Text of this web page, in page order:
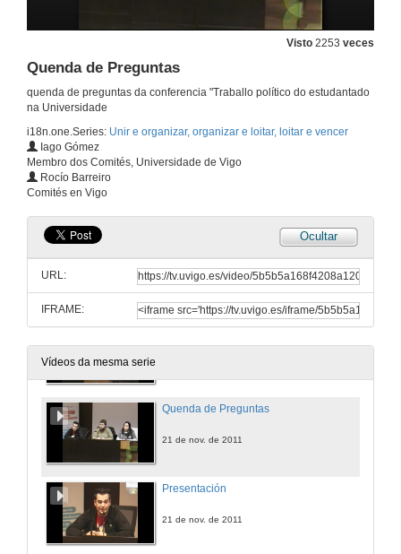
Visto 2253 veces
Quenda de Preguntas
quenda de preguntas da conferencia "Traballo político do estudantado
na Universidade
i18n.one.Series: Unir e organizar, organizar e loitar, loitar e vencer
Iago Gómez
Membro dos Comités, Universidade de Vigo
Rocío Barreiro
Comités en Vigo
Ocultar
URL:
IFRAME:
Vídeos da mesma serie
Intervención María Lameiras
Intervención Salustiano Mato
Presentación
Intervención de Iago Gómez
21 de nov. de 2011
Intervención de Rocío Barreiro
Quenda de Preguntas
21 de nov. de 2011
Presentación
21 de nov. de 2011